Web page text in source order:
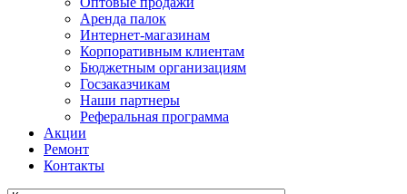
Аренда палок
Интернет-магазинам
Корпоративным клиентам
Бюджетным организациям
Госзаказчикам
Наши партнеры
Реферальная программа
Акции
Ремонт
Контакты